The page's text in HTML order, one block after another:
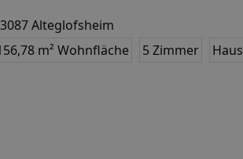
Alteglofsheim
m² Wohnfläche
5 Zimmer Haus